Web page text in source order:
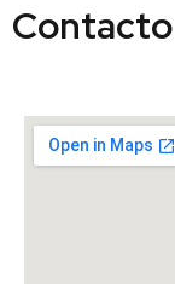
Contacto